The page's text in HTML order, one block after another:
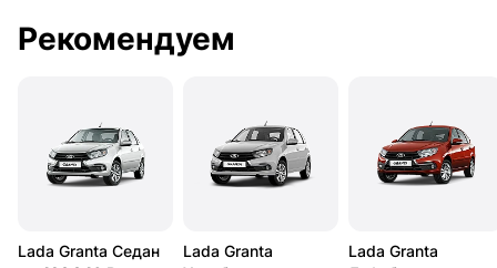
Рекомендуем
Lada Granta Седан
Lada Granta
Lada Granta